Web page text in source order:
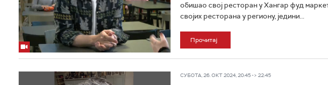
обишао свој ресторан у Хангар фуд
својих ресторана у региону, једини...
Прочитај
СУБОТА, 26. ОКТ 2024, 20:45 -> 22:45